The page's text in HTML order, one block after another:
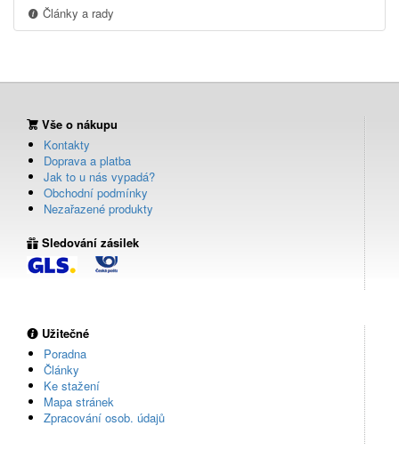
Články a rady
Vše o nákupu
Kontakty
Doprava a platba
Jak to u nás vypadá?
Obchodní podmínky
Nezařazené produkty
Sledování zásilek
Užitečné
Poradna
Články
Ke stažení
Mapa stránek
Zpracování osob. údajů